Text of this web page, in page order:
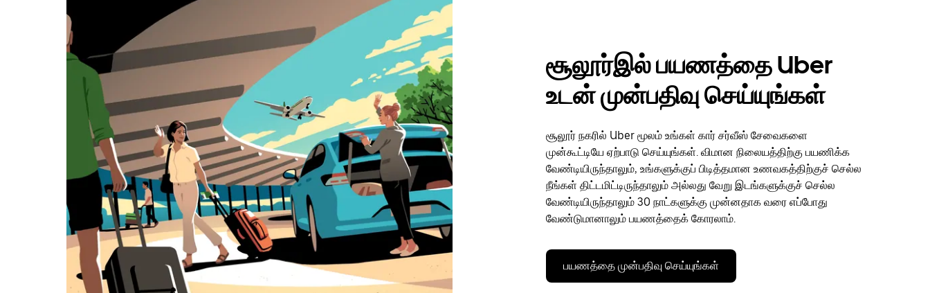
சூலூர்இல் பயணத்தை Uber
உடன் முன்பதிவு செய்யுங்கள்
சூலூர் நகரில் Uber மூலம் உங்கள் கார் சர்வீஸ் சேவைகளை
முன்கூட்டியே ஏற்பாடு செய்யுங்கள். விமான நிலையத்திற்கு பயணிக்க
வேண்டியிருந்தாலும், உங்களுக்குப் பிடித்தமான உணவகத்திற்குச் செல்ல
நீங்கள் திட்டமிட்டிருந்தாலும் அல்லது வேறு இடங்களுக்குச் செல்ல
வேண்டியிருந்தாலும் 30 நாட்களுக்கு முன்னதாக வரை எப்போது
வேண்டுமானாலும் பயணத்தைக் கோரலாம்.
பயணத்தை முன்பதிவு செய்யுங்கள்